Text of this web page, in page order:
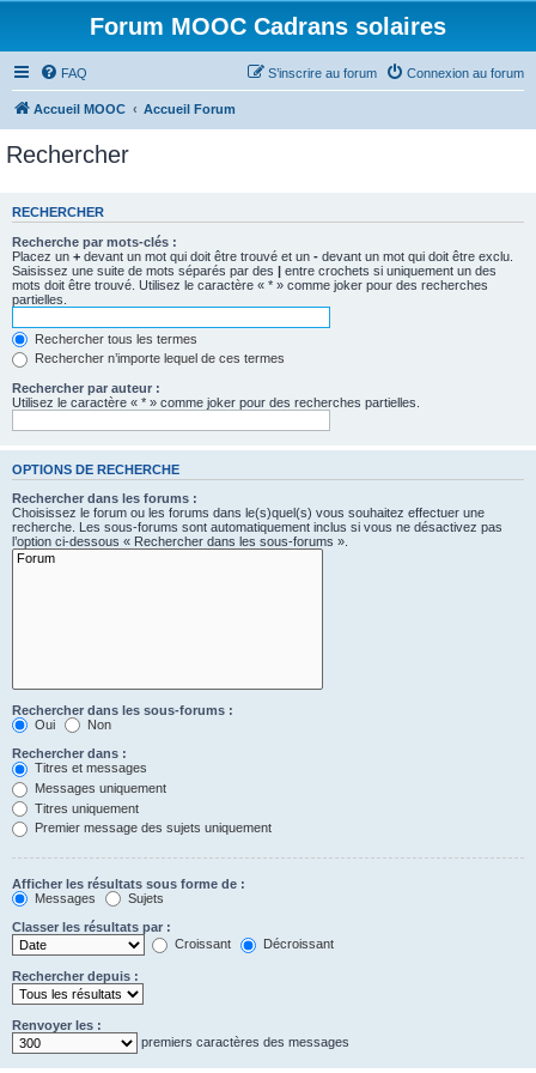
Forum MOOC Cadrans solaires
FAQ Connexion au forum
S’inscrire au forum
Accueil MOOC Accueil Forum
Rechercher
RECHERCHER
Recherche par mots-clés :
Placez un + devant un mot qui doit être trouvé et un - devant un mot qui doit être exclu.
Saisissez une suite de mots séparés par des | entre crochets si uniquement un des
mots doit être trouvé. Utilisez le caractère « * » comme joker pour des recherches
partielles.
Rechercher tous les termes
Rechercher n’importe lequel de ces termes
Rechercher par auteur :
Utilisez le caractère « * » comme joker pour des recherches partielles.
OPTIONS DE RECHERCHE
Rechercher dans les forums :
Choisissez le forum ou les forums dans le(s)quel(s) vous souhaitez effectuer une
recherche. Les sous-forums sont automatiquement inclus si vous ne désactivez pas
l’option ci-dessous « Rechercher dans les sous-forums ».
Rechercher dans les sous-forums :
Oui
Non
Rechercher dans :
Titres et messages
Messages uniquement
Titres uniquement
Premier message des sujets uniquement
Afficher les résultats sous forme de :
Messages
Sujets
Classer les résultats par :
Croissant
Décroissant
Rechercher depuis :
Renvoyer les :
premiers caractères des messages